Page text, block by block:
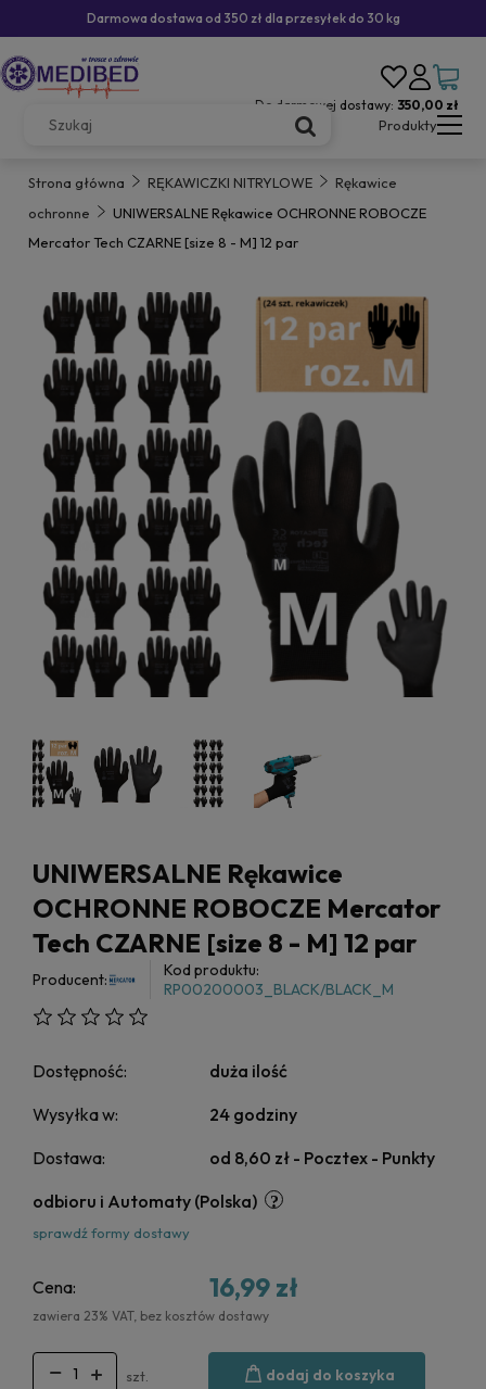
Darmowa dostawa od 350 zł dla przesyłek do 30 kg
Do darmowej dostawy: 350,00 zł
Produkty
Strona główna RĘKAWICZKI NITRYLOWE
Rękawice
ochronne
UNIWERSALNE Rękawice OCHRONNE ROBOCZE
Mercator Tech CZARNE [size 8 - M] 12 par
UNIWERSALNE Rękawice
OCHRONNE ROBOCZE Mercator
Tech CZARNE [size 8 - M] 12 par
Producent:
Kod produktu:
RP00200003_BLACK/BLACK_M
Dostępność:
duża ilość
Wysyłka w:
24 godziny
Dostawa:
od 8,60 zł - Pocztex - Punkty
odbioru i Automaty (Polska)
sprawdź formy dostawy
Cena: 16,99 zł
zawiera 23% VAT, bez kosztów dostawy
szt. dodaj do koszyka